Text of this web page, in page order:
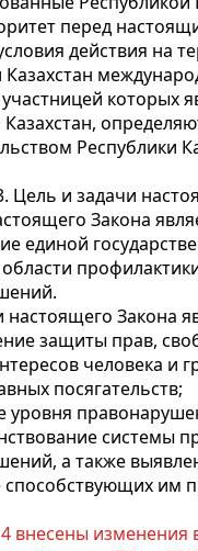
перед
действия на
Казахстан
которых
Республики
Цель и задачи
Закона
единой
настоящего Закона
защиты прав,
человека и
посягательств;
уровня
системы
а также
способствующих им
внесены изменения